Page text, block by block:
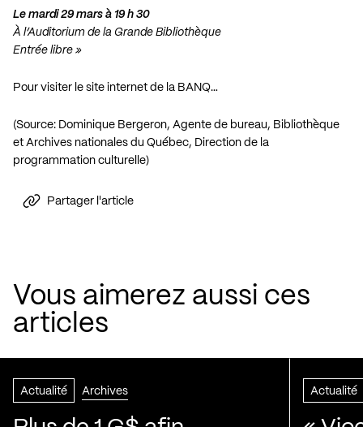
Le mardi 29 mars à 19 h 30
À l’Auditorium de la Grande Bibliothèque
Entrée libre »
Pour visiter le site internet de la BANQ…
(Source: Dominique Bergeron, Agente de bureau, Bibliothèque
et Archives nationales du Québec, Direction de la
programmation culturelle)
Partager l'article
Vous aimerez aussi ces
articles
Actualité Archives Actualité